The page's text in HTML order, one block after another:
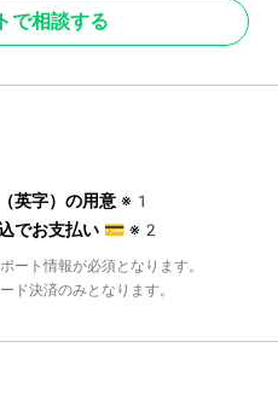
で相談する
英字）の用意 ※1
でお支払い 💳 ※2
ト情報が必須となります。
決済のみとなります。